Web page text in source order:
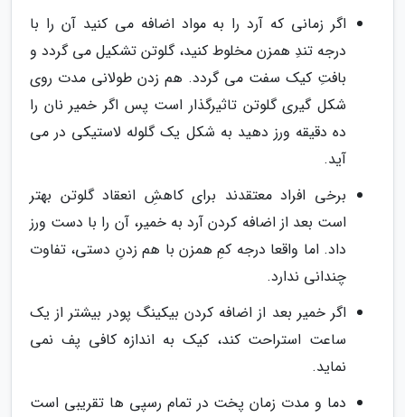
اگر زمانی که آرد را به مواد اضافه می کنید آن را با
درجه تندِ همزن مخلوط کنید، گلوتن تشکیل می گردد و
بافتِ کیک سفت می گردد. هم زدن طولانی مدت روی
شکل گیری گلوتن تاثیرگذار است پس اگر خمیر نان را
ده دقیقه ورز دهید به شکل یک گلوله لاستیکی در می
آید.
برخی افراد معتقدند برای کاهشِ انعقاد گلوتن بهتر
است بعد از اضافه کردن آرد به خمیر، آن را با دست ورز
داد. اما واقعا درجه کمِ همزن با هم زدنِ دستی، تفاوت
چندانی ندارد.
اگر خمیر بعد از اضافه کردن بیکینگ پودر بیشتر از یک
ساعت استراحت کند، کیک به اندازه کافی پف نمی
نماید.
دما و مدت زمان پخت در تمام رسپی ها تقریبی است